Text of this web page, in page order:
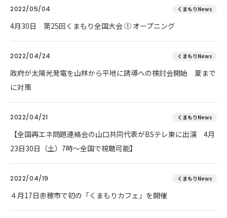
2022/05/04 くまもりNews
4月30日 第25回くまもり全国大会 ① オープニング
2022/04/24 くまもりNews
政府が太陽光発電を山林から平地に誘導への検討会開始 夏まで
に対策
2022/04/21 くまもりNews
【全国再エネ問題連絡会の山口共同代表がBSテレ東に出演 4月
23日30日（土）7時～全国で視聴可能】
2022/04/19 くまもりNews
４月17日赤穂市で初の「くまもりカフェ」を開催